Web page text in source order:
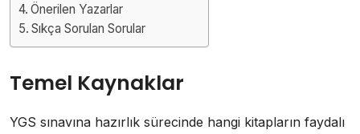
Önerilen Yazarlar
Sıkça Sorulan Sorular
Temel Kaynaklar
YGS sınavına hazırlık sürecinde hangi kitapların faydalı